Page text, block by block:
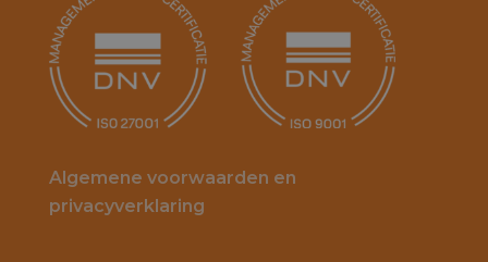
Algemene voorwaarden en
privacyverklaring